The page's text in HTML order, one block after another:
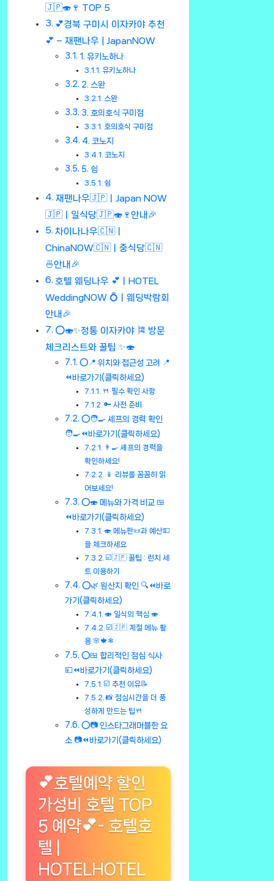
🇯🇵🍣🍷 TOP 5
💕경북 구미시 이자카야 추천
💕 – 재팬나우 | JapanNOW
1. 유키노하나
유키노하나
2. 스완
스완
3. 호의호식 구미점
호의호식 구미점
4. 코노지
코노지
5. 쉼
쉼
재팬나우🇯🇵ㅣJapan NOW
🇯🇵ㅣ일식당🇯🇵🍣🍷안내🎉
차이나나우🇨🇳ㅣ
ChinaNOW🇨🇳ㅣ중식당🇨🇳
🍜안내🎉
호텔 웨딩나우 💕ㅣHOTEL
WeddingNOW 💍ㅣ웨딩박람회
안내🎉
⭕🍣✨정통 이자카야 🎏 방문
체크리스트와 꿀팁 ✨🍣
⭕📍 위치와 접근성 고려 📍
⏪바로가기(클릭하세요)
🍴 필수 확인 사항
🔑 사전 준비
⭕🧑‍🍳 셰프의 경력 확인
🧑‍🍳⏪바로가기(클릭하세요)
👨‍🍳 셰프의 경력을
확인하세요!
📱 리뷰를 꼼꼼히 읽
어보세요!
⭕🍣 메뉴와 가격 비교 🍱
⏪바로가기(클릭하세요)
🍣 메뉴판📜과 예산💵
을 체크하세요
☑️🇯🇵 꿀팁 : 런치 세
트 이용하기
⭕🌿 원산지 확인 🔍⏪바로
가기(클릭하세요)
🍣 일식의 핵심 🍣
☑️🇯🇵 계절 메뉴 활
용 🌸🍁❄
⭕🍱 합리적인 점심 식사
💴⏪바로가기(클릭하세요)
☑️ 추천 이유📝
📸 점심시간을 더 풍
성하게 만드는 팁🍴
⭕📷 인스타그래머블한 요
소 📷⏪바로가기(클릭하세요)
💕호텔예약 할인
가성비 호텔 TOP
5 예약💕- 호텔호
텔 |
HOTELHOTEL